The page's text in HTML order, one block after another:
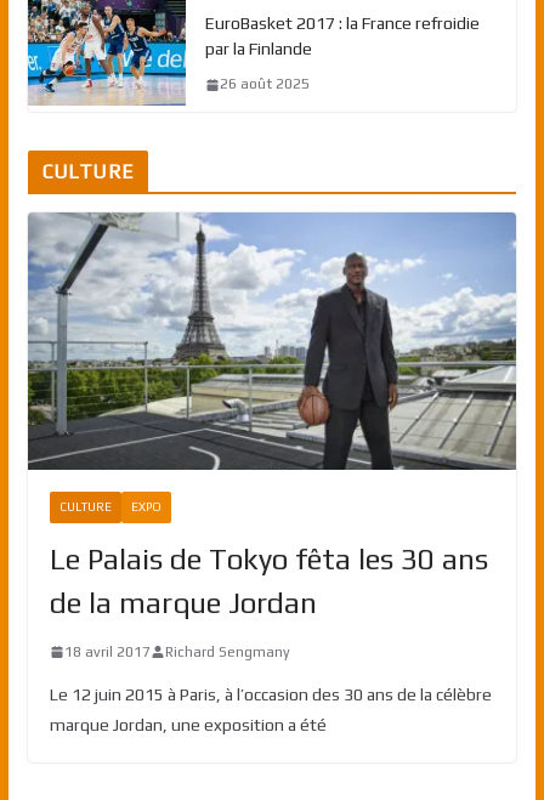
EuroBasket 2017 : la France refroidie
par la Finlande
26 août 2025
CULTURE
CULTURE EXPO
Le Palais de Tokyo fêta les 30 ans
de la marque Jordan
18 avril 2017 Richard Sengmany
Le 12 juin 2015 à Paris, à l’occasion des 30 ans de la célèbre
marque Jordan, une exposition a été